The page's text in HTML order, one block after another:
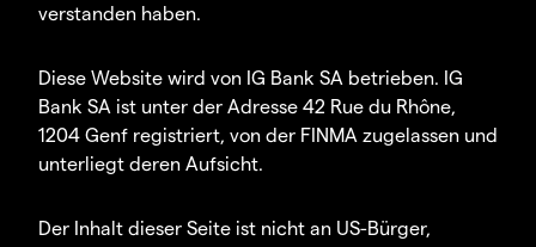
verstanden haben.
Diese Website wird von IG Bank SA betrieben. IG
Bank SA ist unter der Adresse 42 Rue du Rhône,
1204 Genf registriert, von der FINMA zugelassen und
unterliegt deren Aufsicht.
Der Inhalt dieser Seite ist nicht an US-Bürger,